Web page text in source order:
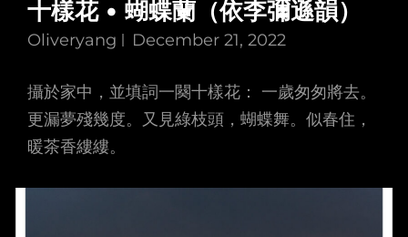
十樣花 • 蝴蝶蘭（依李彌遜韻）
Oliveryang December 21, 2022
攝於家中，並填詞一闋十樣花： 一歲匆匆將去。
更漏夢殘幾度。又見綠枝頭，蝴蝶舞。似春住，
暖茶香縷縷。